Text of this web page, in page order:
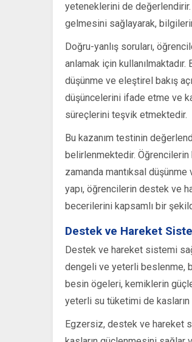
yeteneklerini de
gelmesini sağlayarak,
Doğru-yanlış soruları,
anlamak için
düşünme ve eleştirel bakış
düşüncelerini ifade etme ve
süreçlerini teşvik etmektedir.
Bu kazanım testinin
belirlenmektedir.
zamanda mantıksal
yapı, öğrencilerin destek ve
becerilerini kapsamlı bir
Destek ve Hareket
Destek ve hareket sistemi
dengeli ve yeterli beslenme,
besin ögeleri, kemiklerin
yeterli su tüketimi de
Egzersiz, destek ve hareket